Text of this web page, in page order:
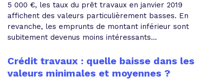
5 000 €, les taux du prêt travaux en janvier 2019
affichent des valeurs particulièrement basses. En
revanche, les emprunts de montant inférieur sont
subitement devenus moins intéressants...
Crédit travaux : quelle baisse dans les
valeurs minimales et moyennes ?